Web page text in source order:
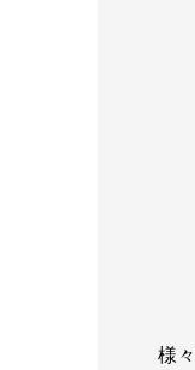
様